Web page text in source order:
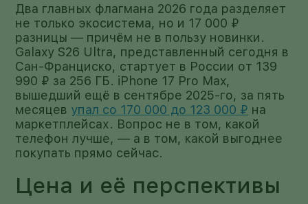
Два главных флагмана 2026 года разделяет
не только экосистема, но и 17 000 ₽
разницы — причём не в пользу новинки.
Galaxy S26 Ultra, представленный сегодня в
Сан-Франциско, стартует в России от 139
990 ₽ за 256 ГБ. iPhone 17 Pro Max,
вышедший ещё в сентябре 2025-го, за пять
месяцев упал со 170 000 до 123 000 ₽ на
маркетплейсах. Вопрос не в том, какой
телефон лучше, — а в том, какой выгоднее
покупать прямо сейчас.
Цена и её перспективы